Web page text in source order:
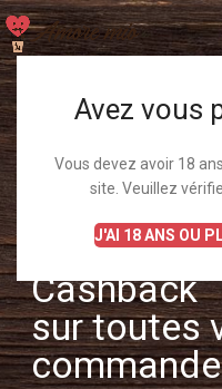
Avez vous
Vous devez avoir 18
site. Veuillez
J'AI 18 ANS OU
Le mieux c'est
Et recevez
Cashback
sur toutes